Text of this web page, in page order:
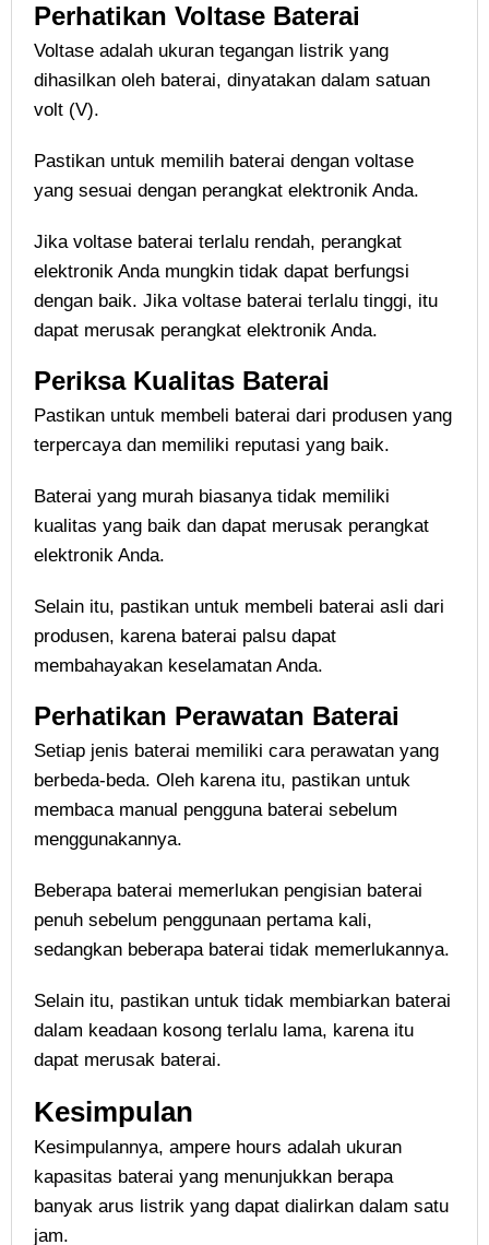
Perhatikan Voltase Baterai
Voltase adalah ukuran tegangan listrik yang
dihasilkan oleh baterai, dinyatakan dalam satuan
volt (V).
Pastikan untuk memilih baterai dengan voltase
yang sesuai dengan perangkat elektronik Anda.
Jika voltase baterai terlalu rendah, perangkat
elektronik Anda mungkin tidak dapat berfungsi
dengan baik. Jika voltase baterai terlalu tinggi, itu
dapat merusak perangkat elektronik Anda.
Periksa Kualitas Baterai
Pastikan untuk membeli baterai dari produsen yang
terpercaya dan memiliki reputasi yang baik.
Baterai yang murah biasanya tidak memiliki
kualitas yang baik dan dapat merusak perangkat
elektronik Anda.
Selain itu, pastikan untuk membeli baterai asli dari
produsen, karena baterai palsu dapat
membahayakan keselamatan Anda.
Perhatikan Perawatan Baterai
Setiap jenis baterai memiliki cara perawatan yang
berbeda-beda. Oleh karena itu, pastikan untuk
membaca manual pengguna baterai sebelum
menggunakannya.
Beberapa baterai memerlukan pengisian baterai
penuh sebelum penggunaan pertama kali,
sedangkan beberapa baterai tidak memerlukannya.
Selain itu, pastikan untuk tidak membiarkan baterai
dalam keadaan kosong terlalu lama, karena itu
dapat merusak baterai.
Kesimpulan
Kesimpulannya, ampere hours adalah ukuran
kapasitas baterai yang menunjukkan berapa
banyak arus listrik yang dapat dialirkan dalam satu
jam.